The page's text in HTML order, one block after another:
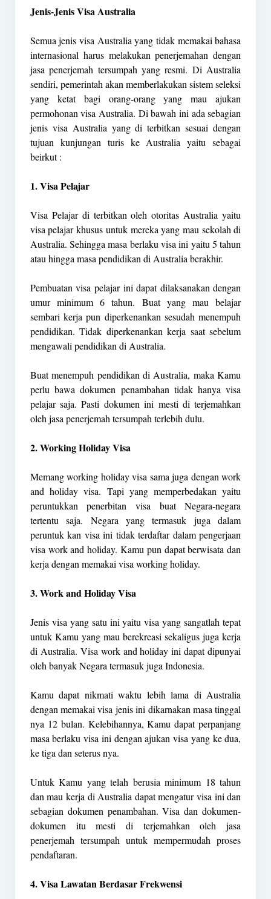
Jenis-Jenis Visa Australia
Semua jenis visa Australia yang tidak memakai bahasa
internasional harus melakukan penerjemahan dengan
jasa penerjemah tersumpah yang resmi. Di Australia
sendiri, pemerintah akan memberlakukan sistem seleksi
yang ketat bagi orang-orang yang mau ajukan
permohonan visa Australia. Di bawah ini ada sebagian
jenis visa Australia yang di terbitkan sesuai dengan
tujuan kunjungan turis ke Australia yaitu sebagai
beirkut :
1. Visa Pelajar
Visa Pelajar di terbitkan oleh otoritas Australia yaitu
visa pelajar khusus untuk mereka yang mau sekolah di
Australia. Sehingga masa berlaku visa ini yaitu 5 tahun
atau hingga masa pendidikan di Australia berakhir.
Pembuatan visa pelajar ini dapat dilaksanakan dengan
umur minimum 6 tahun. Buat yang mau belajar
sembari kerja pun diperkenankan sesudah menempuh
pendidikan. Tidak diperkenankan kerja saat sebelum
mengawali pendidikan di Australia.
Buat menempuh pendidikan di Australia, maka Kamu
perlu bawa dokumen penambahan tidak hanya visa
pelajar saja. Pasti dokumen ini mesti di terjemahkan
oleh jasa penerjemah tersumpah terlebih dulu.
2. Working Holiday Visa
Memang working holiday visa sama juga dengan work
and holiday visa. Tapi yang memperbedakan yaitu
peruntukkan penerbitan visa buat Negara-negara
tertentu saja. Negara yang termasuk juga dalam
peruntuk kan visa ini tidak terdaftar dalam pengerjaan
visa work and holiday. Kamu pun dapat berwisata dan
kerja dengan memakai visa working holiday.
3. Work and Holiday Visa
Jenis visa yang satu ini yaitu visa yang sangatlah tepat
untuk Kamu yang mau berekreasi sekaligus juga kerja
di Australia. Visa work and holiday ini dapat dipunyai
oleh banyak Negara termasuk juga Indonesia.
Kamu dapat nikmati waktu lebih lama di Australia
dengan memakai visa jenis ini dikarnakan masa tinggal
nya 12 bulan. Kelebihannya, Kamu dapat perpanjang
masa berlaku visa ini dengan ajukan visa yang ke dua,
ke tiga dan seterus nya.
Untuk Kamu yang telah berusia minimum 18 tahun
dan mau kerja di Australia dapat mengatur visa ini dan
sebagian dokumen penambahan. Visa dan dokumen-
dokumen itu mesti di terjemahkan oleh jasa
penerjemah tersumpah untuk mempermudah proses
pendaftaran.
4. Visa Lawatan Berdasar Frekwensi